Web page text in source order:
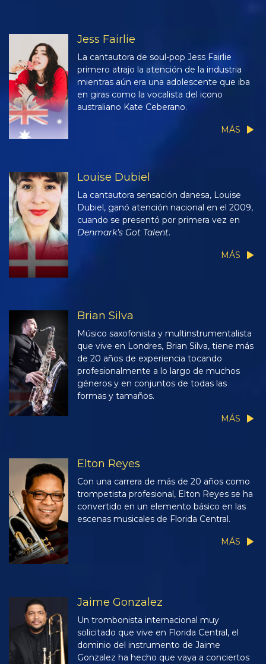
Jess Fairlie
La cantautora de soul-pop Jess Fairlie
primero atrajo la atención de la industria
mientras aún era una adolescente que iba
en giras como la vocalista del icono
australiano Kate Ceberano.
MÁS
Louise Dubiel
La cantautora sensación danesa, Louise
Dubiel, ganó atención nacional en el 2009,
cuando se presentó por primera vez en
Denmark’s Got Talent.
MÁS
Brian Silva
Músico saxofonista y multinstrumentalista
que vive en Londres, Brian Silva, tiene más
de 20 años de experiencia tocando
profesionalmente a lo largo de muchos
géneros y en conjuntos de todas las
formas y tamaños.
MÁS
Elton Reyes
Con una carrera de más de 20 años como
trompetista profesional, Elton Reyes se ha
convertido en un elemento básico en las
escenas musicales de Florida Central.
MÁS
Jaime Gonzalez
Un trombonista internacional muy
solicitado que vive en Florida Central, el
dominio del instrumento de Jaime
Gonzalez ha hecho que vaya a conciertos